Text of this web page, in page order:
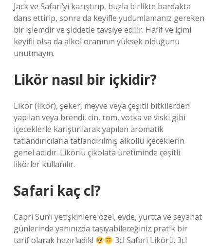
Jack ve Safari’yi karıştırıp, buzla birlikte bardakta
dans ettirip, sonra da keyifle yudumlamanız gereken
bir işlemdir ve şiddetle tavsiye edilir. Hafif ve içimi
keyifli olsa da alkol oranının yüksek olduğunu
unutmayın.
Likör nasıl bir içkidir?
Likör (likör), şeker, meyve veya çeşitli bitkilerden
yapılan veya brendi, cin, rom, votka ve viski gibi
içeceklerle karıştırılarak yapılan aromatik
tatlandırıcılarla tatlandırılmış alkollü içeceklerin
genel adıdır. Likörlü çikolata üretiminde çeşitli
likörler kullanılır.
Safari kaç cl?
Capri Sun’ı yetişkinlere özel, evde, yurtta ve seyahat
günlerinde yanınızda taşıyabileceğiniz pratik bir
tarif olarak hazırladık!
3cl Safari Likörü. 3cl